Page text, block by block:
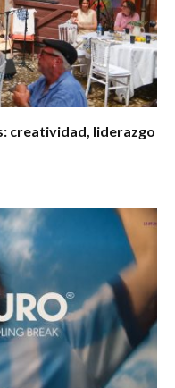
creatividad, liderazgo